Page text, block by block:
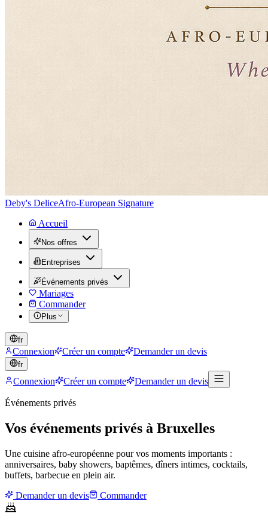
Deby's DeliceAfro-European Signature
Accueil
Nos offres
Entreprises
Événements privés
Mariages
Commander
Plus
fr
Connexion Créer un compte Demander un devis
fr
Connexion Créer un compte Demander un devis
Événements privés
Vos événements privés à Bruxelles
Une cuisine afro-européenne pour vos moments importants :
anniversaires, baby showers, baptêmes, dîners intimes, cocktails,
buffets, barbecue en plein air.
Demander un devis
Commander